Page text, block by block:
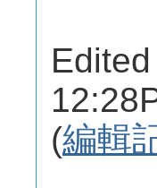
(編輯